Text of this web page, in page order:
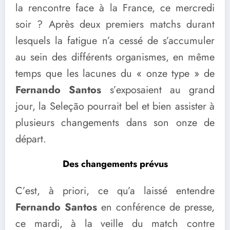
la rencontre face à la France, ce mercredi
soir ? Après deux premiers matchs durant
lesquels la fatigue n’a cessé de s’accumuler
au sein des différents organismes, en même
temps que les lacunes du « onze type » de
Fernando Santos s’exposaient au grand
jour, la Seleção pourrait bel et bien assister à
plusieurs changements dans son onze de
départ.
Des changements prévus
C’est, à priori, ce qu’a laissé entendre
Fernando Santos en conférence de presse,
ce mardi, à la veille du match contre